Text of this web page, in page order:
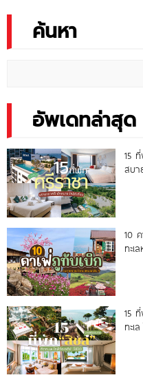
ค้นหา
อัพเดทล่าสุด
15
สบา
10
ทะเ
15
ทะเ